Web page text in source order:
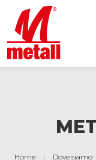
Home Dove siamo